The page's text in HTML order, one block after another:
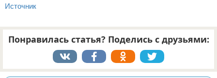
Источник
Понравилась статья? Поделись с друзьями: